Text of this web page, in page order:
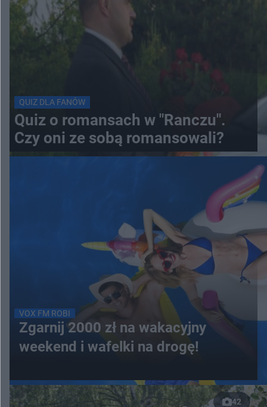
QUIZ DLA FANÓW
Quiz o romansach w "Ranczu".
Czy oni ze sobą romansowali?
VOX FM ROBI
Zgarnij 2000 zł na wakacyjny
weekend i wafelki na drogę!
42